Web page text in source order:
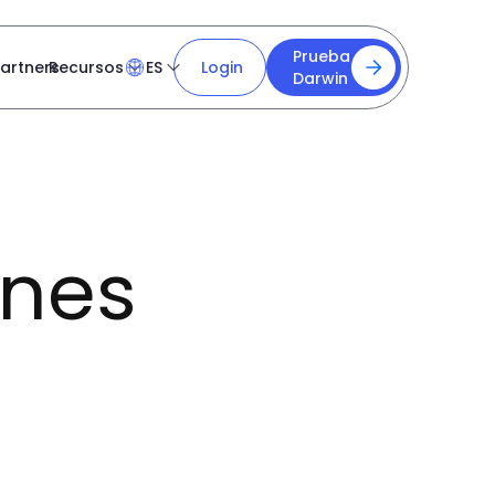
Recursos ES Login
Prueba
Darwin